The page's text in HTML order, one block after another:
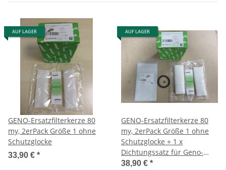
AUF LAGER
GENO-Ersatzfilterkerze 80
my, 2erPack Größe 1 ohne
Schutzglocke
33,90 € *
AUF LAGER
GENO-Ersatzfilterkerze 80
my, 2erPack Größe 1 ohne
Schutzglocke + 1 x
Dichtungssatz für Geno-
Feinfilter / Wasserfilter Art.
38,90 € *